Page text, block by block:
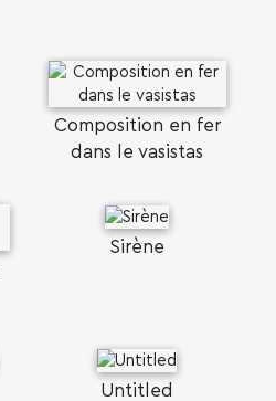
Composition en fer
dans le vasistas
Sirène
Untitled